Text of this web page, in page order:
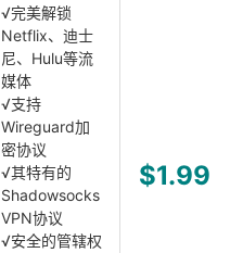
√完美解锁
Netflix、迪士
尼、Hulu等流
媒体
√支持
Wireguard加
密协议
√其特有的
Shadowsocks
VPN协议
√安全的管辖权
$1.99